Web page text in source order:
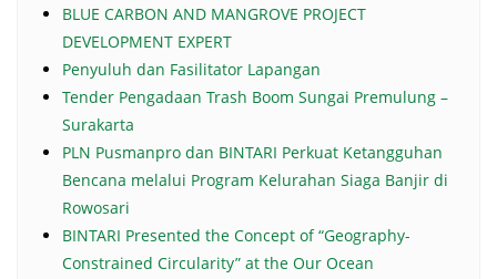
BLUE CARBON AND MANGROVE PROJECT
DEVELOPMENT EXPERT
Penyuluh dan Fasilitator Lapangan
Tender Pengadaan Trash Boom Sungai Premulung –
Surakarta
PLN Pusmanpro dan BINTARI Perkuat Ketangguhan
Bencana melalui Program Kelurahan Siaga Banjir di
Rowosari
BINTARI Presented the Concept of “Geography-
Constrained Circularity” at the Our Ocean